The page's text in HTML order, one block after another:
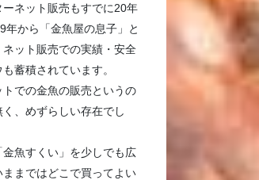
ネット販売もすでに20年
年から「金魚屋の息子」と
ネット販売での実績・安全
蓄積されています。
トでの金魚の販売というの
、めずらしい存在でし
金魚すくい」を少しでも広
まではどこで買ってよい